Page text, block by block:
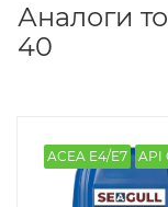
Аналоги
40
ACEA E4/E7 API